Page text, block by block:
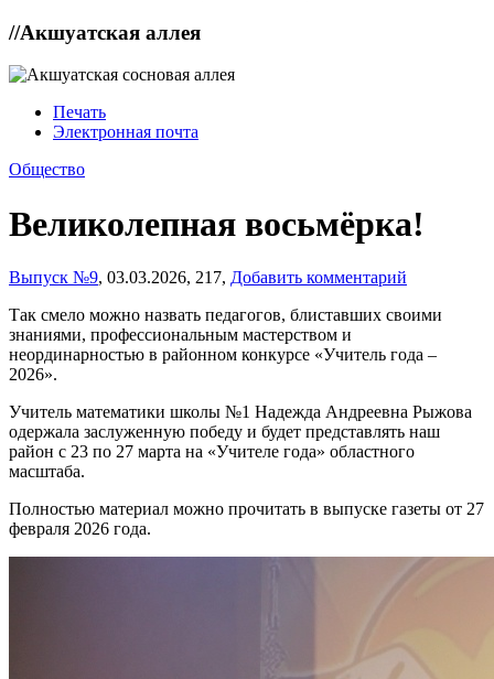
//Акшуатская аллея
Печать
Электронная почта
Общество
Великолепная восьмёрка!
Выпуск №9, 03.03.2026, 217, Добавить комментарий
Так смело можно назвать педагогов, блиставших своими
знаниями, профессиональным мастерством и
неординарностью в районном конкурсе «Учитель года –
2026».
Учитель математики школы №1 Надежда Андреевна Рыжова
одержала заслуженную победу и будет представлять наш
район с 23 по 27 марта на «Учителе года» областного
масштаба.
Полностью материал можно прочитать в выпуске газеты от 27
февраля 2026 года.